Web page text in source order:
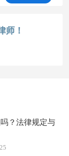
师！
？法律规定与